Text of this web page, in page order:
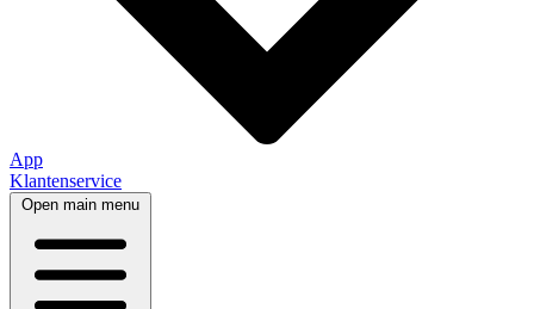
App
Klantenservice
Open main menu